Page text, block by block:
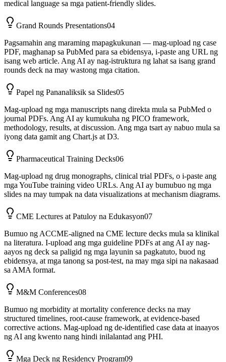
medical language sa mga patient-friendly slides.
Grand Rounds Presentations04
Pagsamahin ang maraming mapagkukunan — mag-upload ng case
PDF, maghanap sa PubMed para sa ebidensya, i-paste ang URL ng
isang web article. Ang AI ay nag-istruktura ng lahat sa isang grand
rounds deck na may wastong mga citation.
Papel ng Pananaliksik sa Slides05
Mag-upload ng mga manuscripts nang direkta mula sa PubMed o
journal PDFs. Ang AI ay kumukuha ng PICO framework,
methodology, results, at discussion. Ang mga tsart ay nabuo mula sa
iyong data gamit ang Chart.js at D3.
Pharmaceutical Training Decks06
Mag-upload ng drug monographs, clinical trial PDFs, o i-paste ang
mga YouTube training video URLs. Ang AI ay bumubuo ng mga
slides na may tumpak na data visualizations at mechanism diagrams.
CME Lectures at Patuloy na Edukasyon07
Bumuo ng ACCME-aligned na CME lecture decks mula sa klinikal
na literatura. I-upload ang mga guideline PDFs at ang AI ay nag-
aayos ng deck sa paligid ng mga layunin sa pagkatuto, buod ng
ebidensya, at mga tanong sa post-test, na may mga sipi na nakasaad
sa AMA format.
M&M Conferences08
Bumuo ng morbidity at mortality conference decks na may
structured timelines, root-cause framework, at evidence-based
corrective actions. Mag-upload ng de-identified case data at inaayos
ng AI ang kwento nang hindi inilalantad ang PHI.
Mga Deck ng Residency Program09